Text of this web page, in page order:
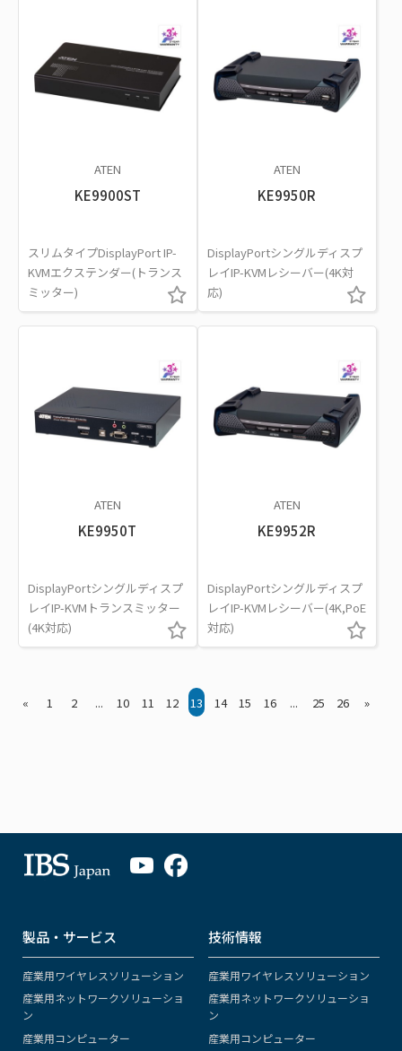
ATEN
KE9900ST
スリムタイプDisplayPort IP-
KVMエクステンダー(トランス
ミッター)
ATEN
KE9950R
DisplayPortシングルディスプ
レイIP-KVMレシーバー(4K対
応)
ATEN
KE9950T
DisplayPortシングルディスプ
レイIP-KVMトランスミッター
(4K対応)
ATEN
KE9952R
DisplayPortシングルディスプ
レイIP-KVMレシーバー(4K,PoE
対応)
« 1 2 ... 10 11 12 13 14 15 16 ... 25 26 »
製品・サービス
産業用ワイヤレスソリューション
産業用ネットワークソリューショ
ン
産業用コンピューター
技術情報
産業用ワイヤレスソリューション
産業用ネットワークソリューショ
ン
産業用コンピューター